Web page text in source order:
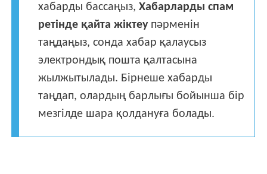
хабарды бассаңыз,Хабарларды спам
ретінде қайта жіктеупәрменін
таңдаңыз, сонда хабар қалаусыз
электрондық пошта қалтасына
жылжытылады. Бірнеше хабарды
таңдап, олардың барлығы бойынша бір
мезгілде шара қолдануға болады.